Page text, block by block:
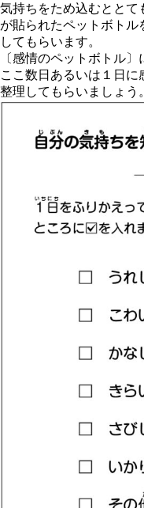
気持ちをため込むととて
が貼られたペットボトル
してもらいます。
〔感情のペットボトル
ここ数日あるいは１日
整理してもらいましょう。